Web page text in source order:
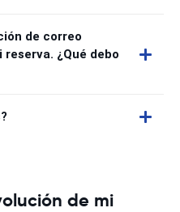
de correo
¿Qué debo
de mi